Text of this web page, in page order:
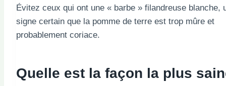
Évitez ceux qui ont une « barbe » filandreuse blanche,
signe certain que la pomme de terre est trop mûre et
probablement coriace.
Quelle est la façon la plus